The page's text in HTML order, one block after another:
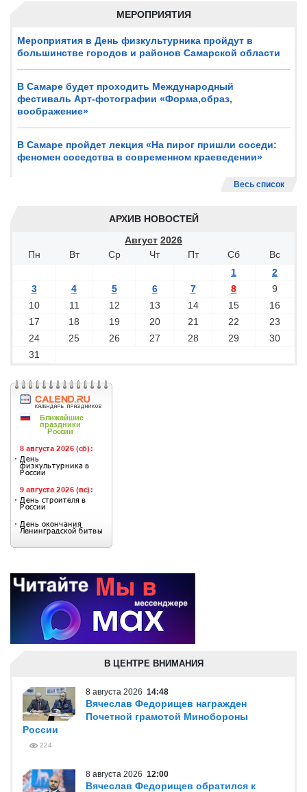
МЕРОПРИЯТИЯ
Мероприятия в День физкультурника пройдут в
большинстве городов и районов Самарской области
В Самаре будет проходить Международный
фестиваль Арт-фотографии «Форма,образ,
воображение»
В Самаре пройдет лекция «На пирог пришли соседи:
феномен соседства в современном краеведении»
Весь список
АРХИВ НОВОСТЕЙ
Август 2026
Пн
Вт Ср Чт Пт Сб
Вс
1
2
3
4 5 6 7 8
9
10
11 12 13 14 15
16
17
18 19 20 21 22
23
24
25 26 27 28 29
30
31
В ЦЕНТРЕ ВНИМАНИЯ
8 августа 2026 14:48
Вячеслав Федорищев награжден
Почетной грамотой Минобороны
России
224
8 августа 2026 12:00
Вячеслав Федорищев обратился к